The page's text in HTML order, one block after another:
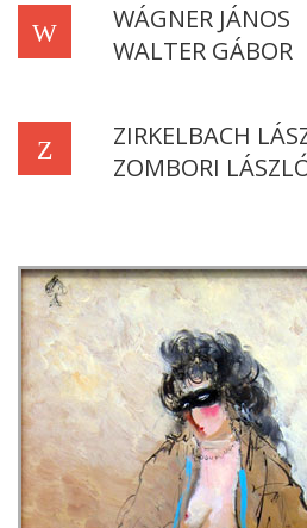
W
WÁGNER JÁNOS
WALTER GÁBOR
Z
ZIRKELBACH
ZOMBORI